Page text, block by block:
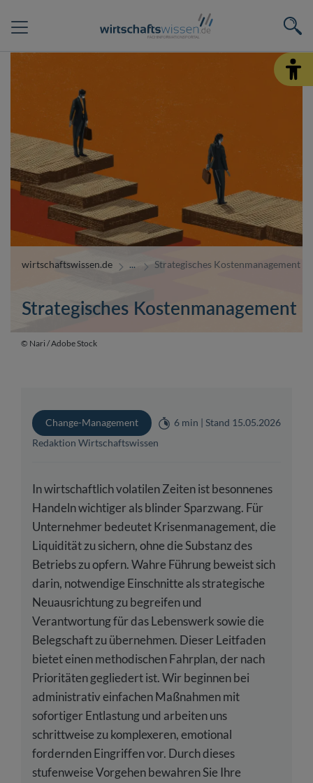
wirtschaftswissen.de Strategisches Kostenmanagement
Strategisches Kostenmanagement
© Nari / Adobe Stock
Change-Management
6 min | Stand 15.05.2026
Redaktion Wirtschaftswissen
In wirtschaftlich volatilen Zeiten ist besonnenes
Handeln wichtiger als blinder Sparzwang. Für
Unternehmer bedeutet Krisenmanagement, die
Liquidität zu sichern, ohne die Substanz des
Betriebs zu opfern. Wahre Führung beweist sich
darin, notwendige Einschnitte als strategische
Neuausrichtung zu begreifen und
Verantwortung für das Lebenswerk sowie die
Belegschaft zu übernehmen. Dieser Leitfaden
bietet einen methodischen Fahrplan, der nach
Prioritäten gegliedert ist. Wir beginnen bei
administrativ einfachen Maßnahmen mit
sofortiger Entlastung und arbeiten uns
schrittweise zu komplexeren, emotional
fordernden Eingriffen vor. Durch dieses
stufenweise Vorgehen bewahren Sie Ihre